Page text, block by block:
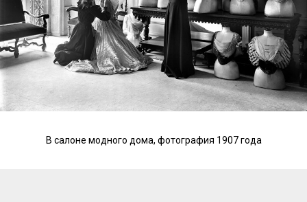
В салоне модного дома, фотография 1907 года